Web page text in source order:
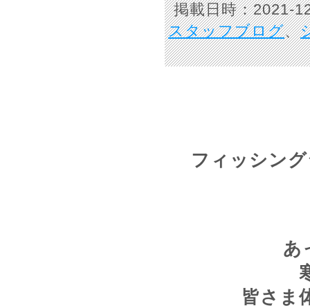
掲載日時：
スタッフブログ、
フィッシン
あ
皆さま